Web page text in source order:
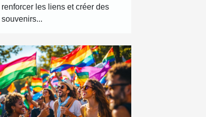
renforcer les liens et créer des
souvenirs...